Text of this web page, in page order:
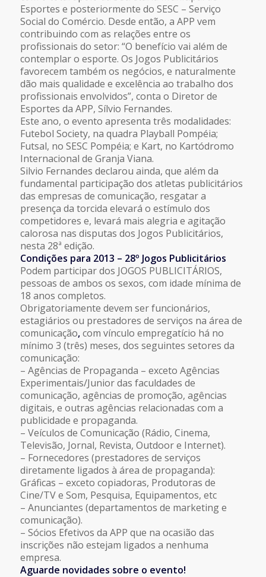
Esportes e posteriormente do SESC – Serviço
Social do Comércio. Desde então, a APP vem
contribuindo com as relações entre os
profissionais do setor: “O benefício vai além de
contemplar o esporte. Os Jogos Publicitários
favorecem também os negócios, e naturalmente
dão mais qualidade e excelência ao trabalho dos
profissionais envolvidos”, conta o Diretor de
Esportes da APP, Sílvio Fernandes.
Este ano, o evento apresenta três modalidades:
Futebol Society, na quadra Playball Pompéia;
Futsal, no SESC Pompéia; e Kart, no Kartódromo
Internacional de Granja Viana.
Silvio Fernandes declarou ainda, que além da
fundamental participação dos atletas publicitários
das empresas de comunicação, resgatar a
presença da torcida elevará o estímulo dos
competidores e, levará mais alegria e agitação
calorosa nas disputas dos Jogos Publicitários,
nesta 28ª edição.
Condições para 2013 – 28º Jogos Publicitários
Podem participar dos JOGOS PUBLICITÁRIOS,
pessoas de ambos os sexos, com idade mínima de
18 anos completos.
Obrigatoriamente devem ser funcionários,
estagiários ou prestadores de serviços na área de
comunicação,com vínculo empregatício há no
mínimo 3 (três) meses, dos seguintes setores da
comunicação:
– Agências de Propaganda – exceto Agências
Experimentais/Junior das faculdades de
comunicação, agências de promoção, agências
digitais, e outras agências relacionadas com a
publicidade e propaganda.
– Veículos de Comunicação (Rádio, Cinema,
Televisão, Jornal, Revista, Outdoor e Internet).
– Fornecedores (prestadores de serviços
diretamente ligados à área de propaganda):
Gráficas – exceto copiadoras, Produtoras de
Cine/TV e Som, Pesquisa, Equipamentos, etc
– Anunciantes (departamentos de marketing e
comunicação).
– Sócios Efetivos da APP que na ocasião das
inscrições não estejam ligados a nenhuma
empresa.
Aguarde novidades sobre o evento!